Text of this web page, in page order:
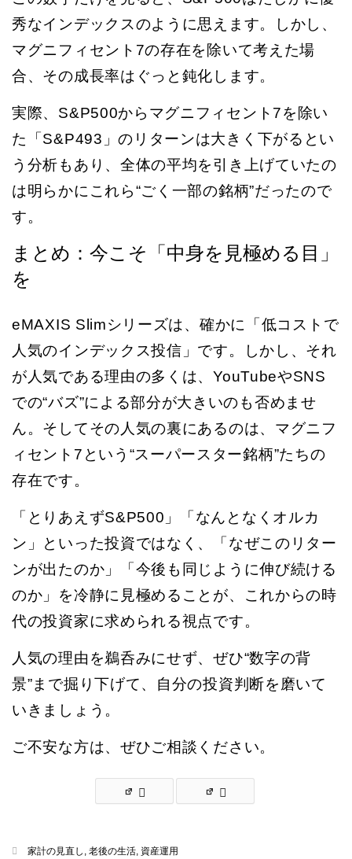
秀なインデックスのように思えます。しかし、
マグニフィセント7の存在を除いて考えた場
合、その成長率はぐっと鈍化します。
実際、S&P500からマグニフィセント7を除い
た「S&P493」のリターンは大きく下がるとい
う分析もあり、全体の平均を引き上げていたの
は明らかにこれら“ごく一部の銘柄”だったので
す。
まとめ：今こそ「中身を見極める目」
を
eMAXIS Slimシリーズは、確かに「低コストで
人気のインデックス投信」です。しかし、それ
が人気である理由の多くは、YouTubeやSNS
での“バズ”による部分が大きいのも否めませ
ん。そしてその人気の裏にあるのは、マグニフ
ィセント7という“スーパースター銘柄”たちの
存在です。
「とりあえずS&P500」「なんとなくオルカ
ン」といった投資ではなく、「なぜこのリター
ンが出たのか」「今後も同じように伸び続ける
のか」を冷静に見極めることが、これからの時
代の投資家に求められる視点です。
人気の理由を鵜呑みにせず、ぜひ“数字の背
景”まで掘り下げて、自分の投資判断を磨いて
いきましょう。
ご不安な方は、ぜひご相談ください。
家計の見直し 老後の生活 資産運用